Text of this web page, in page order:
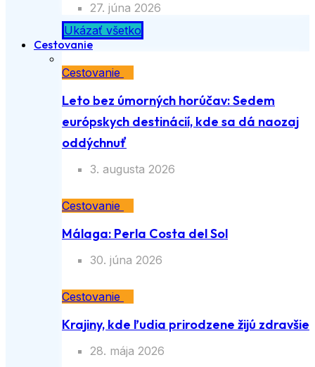
27. júna 2026
Ukázať všetko
Cestovanie
Cestovanie
Leto bez úmorných horúčav: Sedem
európskych destinácií, kde sa dá naozaj
oddýchnuť
3. augusta 2026
Cestovanie
Málaga: Perla Costa del Sol
30. júna 2026
Cestovanie
Krajiny, kde ľudia prirodzene žijú zdravšie
28. mája 2026